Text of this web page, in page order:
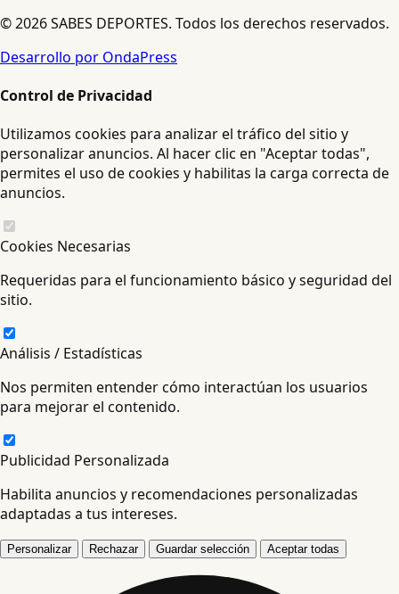
© 2026 SABES DEPORTES. Todos los derechos reservados.
Desarrollo por OndaPress
Control de Privacidad
Utilizamos cookies para analizar el tráfico del sitio y
personalizar anuncios. Al hacer clic en "Aceptar todas",
permites el uso de cookies y habilitas la carga correcta de
anuncios.
Cookies Necesarias
Requeridas para el funcionamiento básico y seguridad del
sitio.
Análisis / Estadísticas
Nos permiten entender cómo interactúan los usuarios
para mejorar el contenido.
Publicidad Personalizada
Habilita anuncios y recomendaciones personalizadas
adaptadas a tus intereses.
Personalizar Rechazar Guardar selección Aceptar todas